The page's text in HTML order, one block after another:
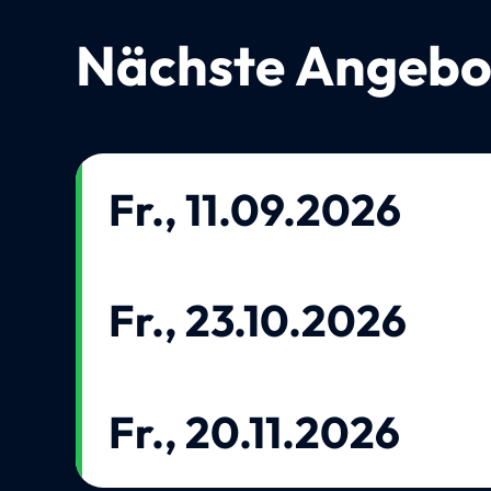
Nächste
Fr., 11.09.2026
Fr., 23.10.2026
Fr., 20.11.2026